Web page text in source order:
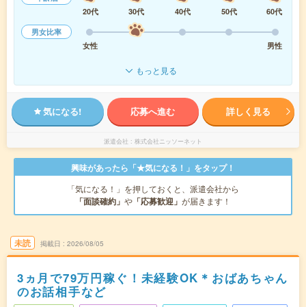
20代
30代 40代 50代
60代
男女比率
女性
男性
もっと見る
気になる! 応募へ進む 詳しく見る
派遣会社 株式会社ニッソーネット
興味があったら「★気になる！」をタップ！
「気になる！」を押しておくと、派遣会社から
「面談確約」 や 「応募歓迎」 が届きます！
未読 掲載日 2026/08/05
3ヵ月で79万円稼ぐ！未経験OK＊おばあちゃん
のお話相手など